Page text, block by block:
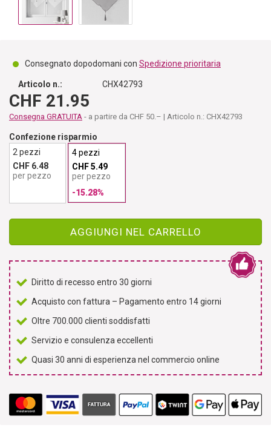
Consegnato dopodomani con Spedizione prioritaria
Articolo n.: CHX42793
CHF 21.95
Consegna GRATUITA - a partire da CHF 50.– | Articolo n.: CHX42793
Confezione risparmio
2 pezzi
CHF 6.48
per pezzo
4 pezzi
CHF 5.49
per pezzo
-15.28%
AGGIUNGI NEL CARRELLO
Diritto di recesso entro 30 giorni
Acquisto con fattura – Pagamento entro 14 giorni
Oltre 700.000 clienti soddisfatti
Servizio e consulenza eccellenti
Quasi 30 anni di esperienza nel commercio online